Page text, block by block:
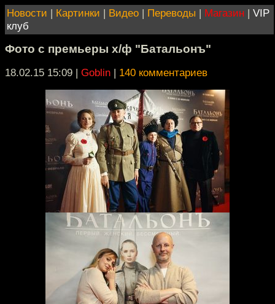
Новости | Картинки | Видео | Переводы | Магазин | VIP
клуб
Фото с премьеры х/ф "Батальонъ"
18.02.15 15:09 | Goblin | 140 комментариев